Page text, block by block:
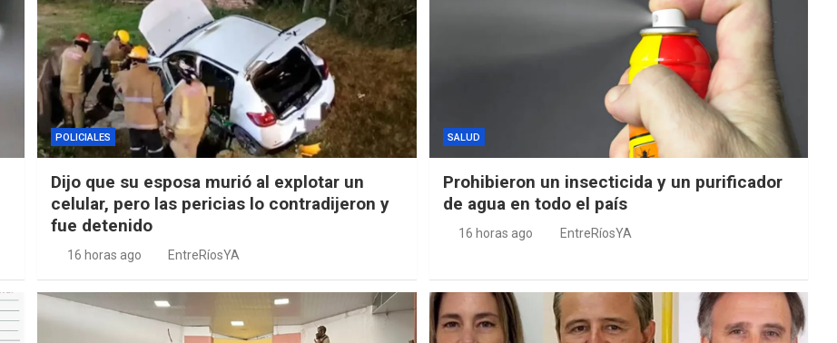
POLICIALES
Dijo que su esposa murió al explotar un
celular, pero las pericias lo contradijeron y
fue detenido
16 horas ago EntreRíosYA
SALUD
Prohibieron un insecticida y un purificador
de agua en todo el país
16 horas ago EntreRíosYA